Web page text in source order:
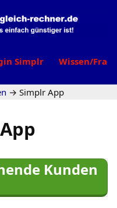
Simplr Wissen/
→ Simplr App
Kunden